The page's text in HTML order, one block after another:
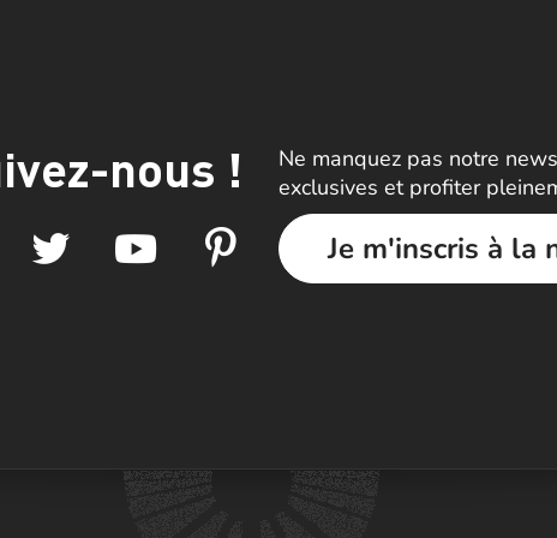
nous !
Ne manquez pas notre
exclusives et profiter
Je m'inscris à la